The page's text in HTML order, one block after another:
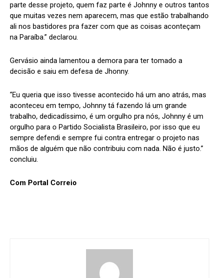
parte desse projeto, quem faz parte é Johnny e outros tantos
que muitas vezes nem aparecem, mas que estão trabalhando
ali nos bastidores pra fazer com que as coisas aconteçam
na Paraíba.” declarou.
Gervásio ainda lamentou a demora para ter tomado a
decisão e saiu em defesa de Jhonny.
“Eu queria que isso tivesse acontecido há um ano atrás, mas
aconteceu em tempo, Johnny tá fazendo lá um grande
trabalho, dedicadíssimo, é um orgulho pra nós, Johnny é um
orgulho para o Partido Socialista Brasileiro, por isso que eu
sempre defendi e sempre fui contra entregar o projeto nas
mãos de alguém que não contribuiu com nada. Não é justo.”
concluiu.
Com Portal Correio